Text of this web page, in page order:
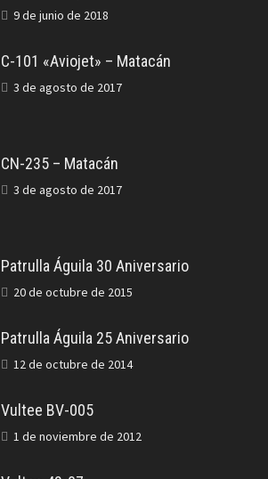
9 de junio de 2018
C-101 «Aviojet» – Matacán
3 de agosto de 2017
CN-235 – Matacán
3 de agosto de 2017
Patrulla Águila 30 Aniversario
20 de octubre de 2015
Patrulla Águila 25 Aniversario
12 de octubre de 2014
Vultee BV-005
1 de noviembre de 2012